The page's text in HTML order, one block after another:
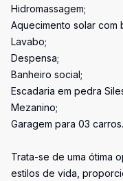
Hidromassagem;
Aquecimento solar com
Lavabo;
Despensa;
Banheiro social;
Escadaria em pedra
Mezanino;
Garagem para 03 carros.
Trata-se de uma ótima
estilos de vida,